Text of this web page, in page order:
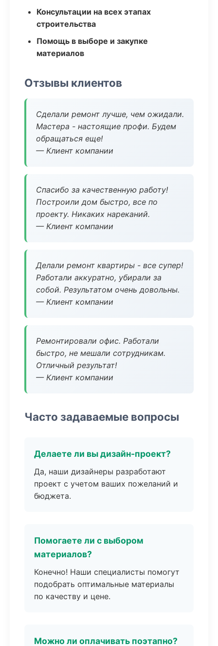
Консультации на всех этапах
строительства
Помощь в выборе и закупке
материалов
Отзывы клиентов
Сделали ремонт лучше, чем ожидали.
Мастера - настоящие профи. Будем
обращаться еще!
— Клиент компании
Спасибо за качественную работу!
Построили дом быстро, все по
проекту. Никаких нареканий.
— Клиент компании
Делали ремонт квартиры - все супер!
Работали аккуратно, убирали за
собой. Результатом очень довольны.
— Клиент компании
Ремонтировали офис. Работали
быстро, не мешали сотрудникам.
Отличный результат!
— Клиент компании
Часто задаваемые вопросы
Делаете ли вы дизайн-проект?
Да, наши дизайнеры разработают
проект с учетом ваших пожеланий и
бюджета.
Помогаете ли с выбором
материалов?
Конечно! Наши специалисты помогут
подобрать оптимальные материалы
по качеству и цене.
Можно ли оплачивать поэтапно?